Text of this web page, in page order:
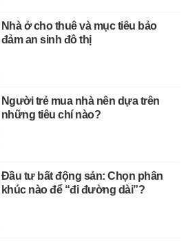
Nhà ở cho thuê và mục tiêu bảo
đảm an sinh đô thị
Người trẻ mua nhà nên dựa trên
những tiêu chí nào?
Đầu tư bất động sản: Chọn phân
khúc nào để “đi đường dài”?